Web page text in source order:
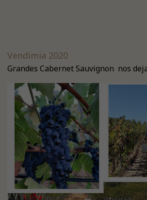
Vendimia 2020
Grandes Cabernet Sauvignon nos